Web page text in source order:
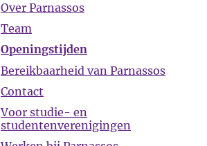
Over Parnassos
Team
Openingstijden
Bereikbaarheid van Parnassos
Contact
Voor studie- en
studentenverenigingen